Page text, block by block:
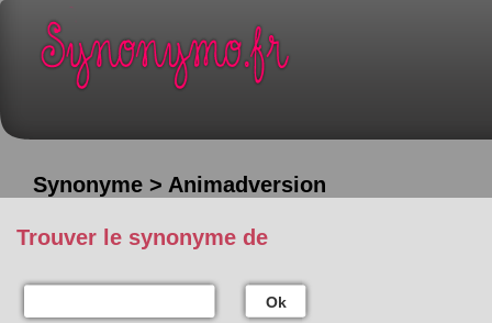
Synonyme > Animadversion
Trouver le synonyme de
Ok